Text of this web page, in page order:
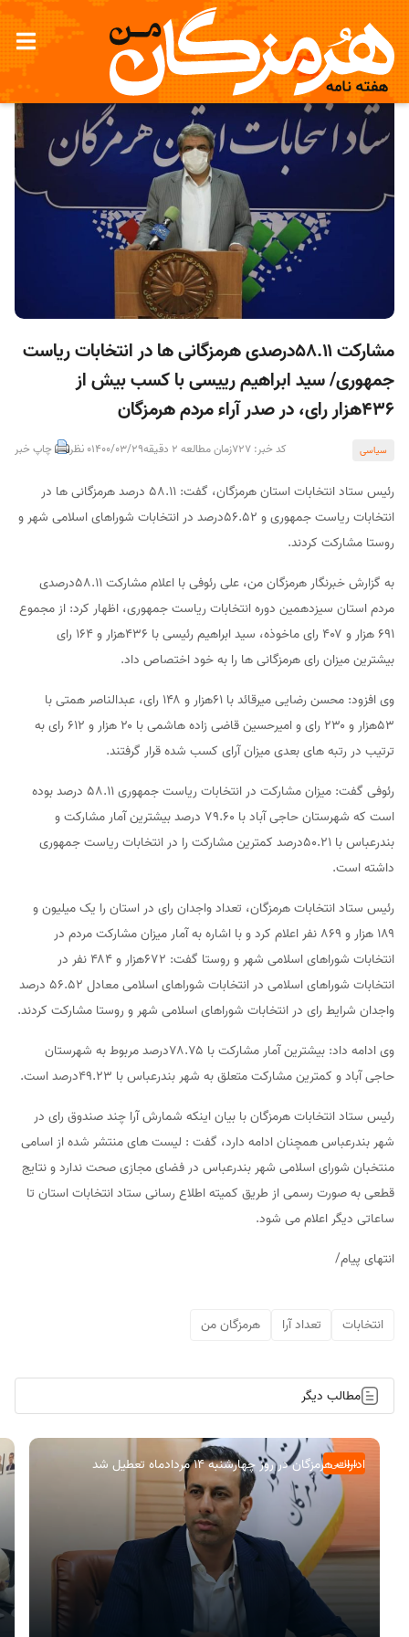
مشارکت ۵۸.۱۱درصدی هرمزگانی ها در انتخابات ریاست
جمهوری/ سید ابراهیم رییسی با کسب بیش از
۴۳۶هزار رای، در صدر آراء مردم هرمزگان
سیاسی کد خبر: 727 زمان مطالعه 2 دقیقه 1400/03/290 نظر چاپ خبر
رئیس ستاد انتخابات استان هرمزگان، گفت: ۵۸.۱۱ درصد هرمزگانی ها در
انتخابات ریاست جمهوری و ۵۶.۵۲درصد در انتخابات شوراهای اسلامی شهر و
روستا مشارکت کردند.
به گزارش خبرنگار هرمزگان من، علی رئوفی با اعلام مشارکت ۵۸.۱۱درصدی
مردم استان سیزدهمین دوره انتخابات ریاست جمهوری، اظهار کرد: از مجموع
۶۹۱ هزار و ۴۰۷ رای ماخوذه، سید ابراهیم رئیسی با ۴۳۶هزار و ۱۶۴ رای
بیشترین میزان رای هرمزگانی ها را به خود اختصاص داد.
وی افزود: محسن رضایی میرقائد با ۶۱هزار و ۱۴۸ رای، عبدالناصر همتی با
۵۳هزار و ۲۳۰ رای و امیرحسین قاضی زاده هاشمی با ۲۰ هزار و ۶۱۲ رای به
ترتیب در رتبه های بعدی میزان آرای کسب شده قرار گرفتند.
رئوفی گفت: میزان مشارکت در انتخابات ریاست جمهوری ۵۸.۱۱ درصد بوده
است که شهرستان حاجی آباد با ۷۹.۶۰ درصد بیشترین آمار مشارکت و
بندرعباس با ۵۰.۲۱درصد کمترین مشارکت را در انتخابات ریاست جمهوری
داشته است.
رئیس ستاد انتخابات هرمزگان، تعداد واجدان رای در استان را یک میلیون و
۱۸۹ هزار و ۸۶۹ نفر اعلام کرد و با اشاره به آمار میزان مشارکت مردم در
انتخابات شوراهای اسلامی شهر و روستا گفت: ۶۷۲هزار و ۴۸۴ نفر در
انتخابات شوراهای اسلامی در انتخابات شوراهای اسلامی معادل ۵۶.۵۲ درصد
واجدان شرایط رای در انتخابات شوراهای اسلامی شهر و روستا مشارکت کردند.
وی ادامه داد: بیشترین آمار مشارکت با ۷۸.۷۵درصد مربوط به شهرستان
حاجی آباد و کمترین مشارکت متعلق به شهر بندرعباس با ۴۹.۲۳درصد است.
رئیس ستاد انتخابات هرمزگان با بیان اینکه شمارش آرا چند صندوق رای در
شهر بندرعباس همچنان ادامه دارد، گفت : لیست های منتشر شده از اسامی
منتخبان شورای اسلامی شهر بندرعباس در فضای مجازی صحت ندارد و نتایج
قطعی به صورت رسمی از طریق کمیته اطلاع رسانی ستاد انتخابات استان تا
ساعاتی دیگر اعلام می شود.
انتهای پیام/
انتخابات تعداد آرا هرمزگان من
مطالب دیگر
سیاسی
ادارات هرمزگان در روز چهارشنبه ۱۴ مردادماه تعطیل شد